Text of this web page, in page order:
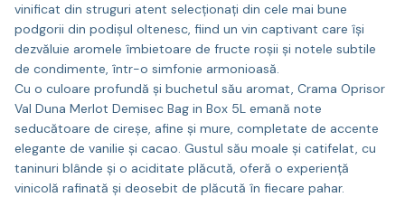
vinificat din struguri atent selecționați din cele mai bune
podgorii din podișul oltenesc, fiind un vin captivant care își
dezvăluie aromele îmbietoare de fructe roșii și notele subtile
de condimente, într-o simfonie armonioasă.
Cu o culoare profundă și buchetul său aromat, Crama Oprisor
Val Duna Merlot Demisec Bag in Box 5L emană note
seducătoare de cireșe, afine și mure, completate de accente
elegante de vanilie și cacao. Gustul său moale și catifelat, cu
taninuri blânde și o aciditate plăcută, oferă o experiență
vinicolă rafinată și deosebit de plăcută în fiecare pahar.